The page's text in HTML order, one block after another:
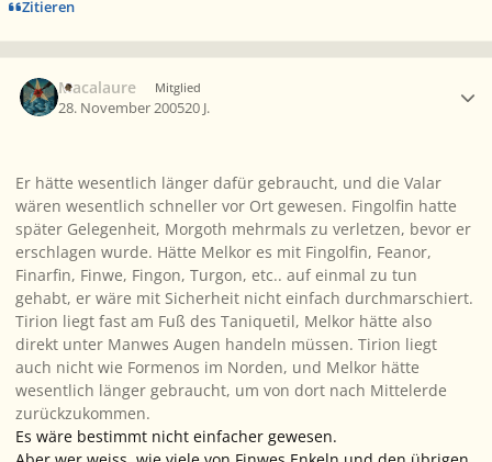
Zitieren
Macalaure Mitglied
28. November 200520 J.
Er hätte wesentlich länger dafür gebraucht, und die Valar
wären wesentlich schneller vor Ort gewesen. Fingolfin hatte
später Gelegenheit, Morgoth mehrmals zu verletzen, bevor er
erschlagen wurde. Hätte Melkor es mit Fingolfin, Feanor,
Finarfin, Finwe, Fingon, Turgon, etc.. auf einmal zu tun
gehabt, er wäre mit Sicherheit nicht einfach durchmarschiert.
Tirion liegt fast am Fuß des Taniquetil, Melkor hätte also
direkt unter Manwes Augen handeln müssen. Tirion liegt
auch nicht wie Formenos im Norden, und Melkor hätte
wesentlich länger gebraucht, um von dort nach Mittelerde
zurückzukommen.
Es wäre bestimmt nicht einfacher gewesen.